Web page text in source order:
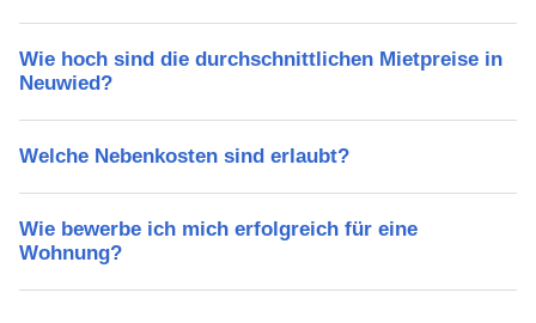
Wie hoch sind die durchschnittlichen Mietpreise in
Neuwied?
Welche Nebenkosten sind erlaubt?
Wie bewerbe ich mich erfolgreich für eine
Wohnung?